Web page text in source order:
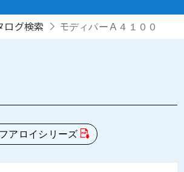
ログ検索 モディパーＡ４１００
アロイシリーズ